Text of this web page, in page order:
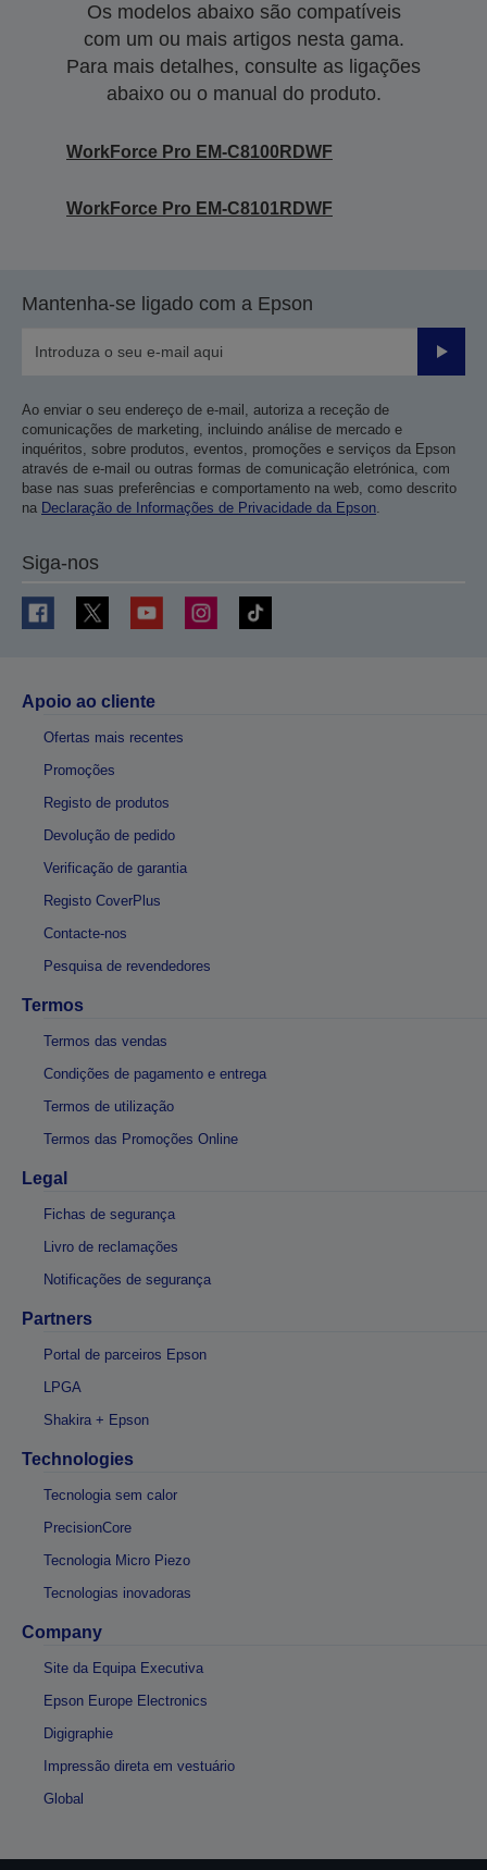
Os modelos abaixo são compatíveis
com um ou mais artigos nesta gama.
Para mais detalhes, consulte as ligações
abaixo ou o manual do produto.
WorkForce Pro EM-C8100RDWF
WorkForce Pro EM-C8101RDWF
Mantenha-se ligado com a Epson
Enviar
Ao enviar o seu endereço de e-mail, autoriza a receção de
comunicações de marketing, incluindo análise de mercado e
inquéritos, sobre produtos, eventos, promoções e serviços da Epson
através de e-mail ou outras formas de comunicação eletrónica, com
base nas suas preferências e comportamento na web, como descrito
na Declaração de Informações de Privacidade da Epson.
Siga-nos
Apoio ao cliente
Ofertas mais recentes
Promoções
Registo de produtos
Devolução de pedido
Verificação de garantia
Registo CoverPlus
Contacte-nos
Pesquisa de revendedores
Termos
Termos das vendas
Condições de pagamento e entrega
Termos de utilização
Termos das Promoções Online
Legal
Fichas de segurança
Livro de reclamações
Notificações de segurança
Partners
Portal de parceiros Epson
LPGA
Shakira + Epson
Technologies
Tecnologia sem calor
PrecisionCore
Tecnologia Micro Piezo
Tecnologias inovadoras
Company
Site da Equipa Executiva
Epson Europe Electronics
Digigraphie
Impressão direta em vestuário
Global